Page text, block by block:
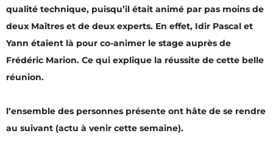
qualité technique, puisqu’il était animé par pas moins de
deux Maîtres et de deux experts. En effet, Idir Pascal et
Yann étaient là pour co-animer le stage auprès de
Frédéric Marion. Ce qui explique la réussite de cette belle
réunion.
l’ensemble des personnes présente ont hâte de se rendre
au suivant (actu à venir cette semaine).